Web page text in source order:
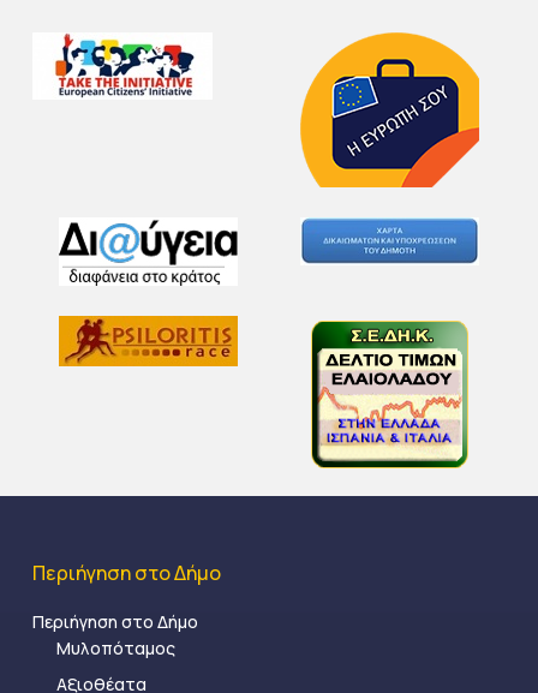
Περιήγηση στο Δήμο
Περιήγηση στο Δήμο
Μυλοπόταμος
Αξιοθέατα